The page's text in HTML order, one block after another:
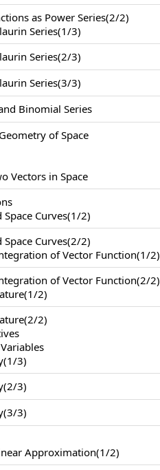
as Power Series(2/2)
Series(1/3)
Series(2/3)
Series(3/3)
Binomial Series
of Space
Vectors in Space
Curves(1/2)
Curves(2/2)
of Vector Function(1/2)
of Vector Function(2/2)
2)
2)
3)
3)
3)
Approximation(1/2)